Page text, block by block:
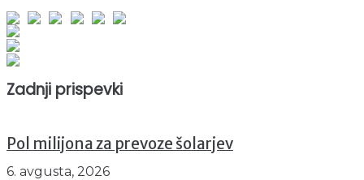
Zadnji prispevki
Pol milijona za prevoze šolarjev
6. avgusta, 2026